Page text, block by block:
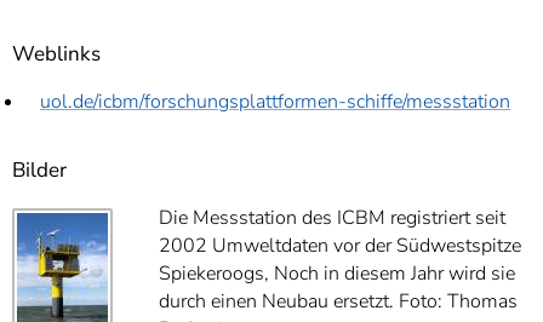
Weblinks
uol.de/icbm/forschungsplattformen-schiffe/messstation
Bilder
Die Messstation des ICBM registriert seit
2002 Umweltdaten vor der Südwestspitze
Spiekeroogs, Noch in diesem Jahr wird sie
durch einen Neubau ersetzt. Foto: Thomas